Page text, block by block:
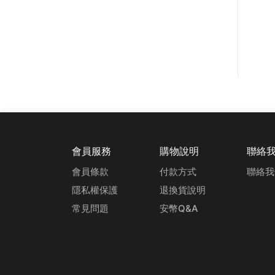
會員服務
會員條款
隱私權保護
常見問題
購物說明
付款方式
退換貨說明
安幣Q&A
聯絡
聯絡